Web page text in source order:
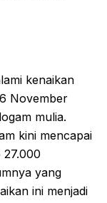
kenaikan
November
mulia.
kini mencapai
27.000
yang
ini menjadi